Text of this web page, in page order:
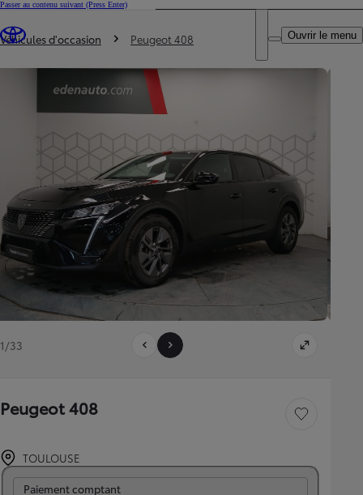
Passer au contenu suivant (Press Enter)
Trouvez un partenaire Toyota
DEALER NAME
Ouvrir le menu
Vous êtes ici
Véhicules d'occasion Peugeot 408
1/33
Peugeot 408 Sauvegarder le
TOULOUSE
Paiement comptant